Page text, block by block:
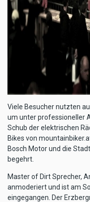
Viele Besucher nutzten
um unter professioneller
Schub der elektrischen
Bikes von
Bosch Motor und die
begehrt.
Master of Dirt Sprecher,
anmoderiert und ist am
eingegangen. Der